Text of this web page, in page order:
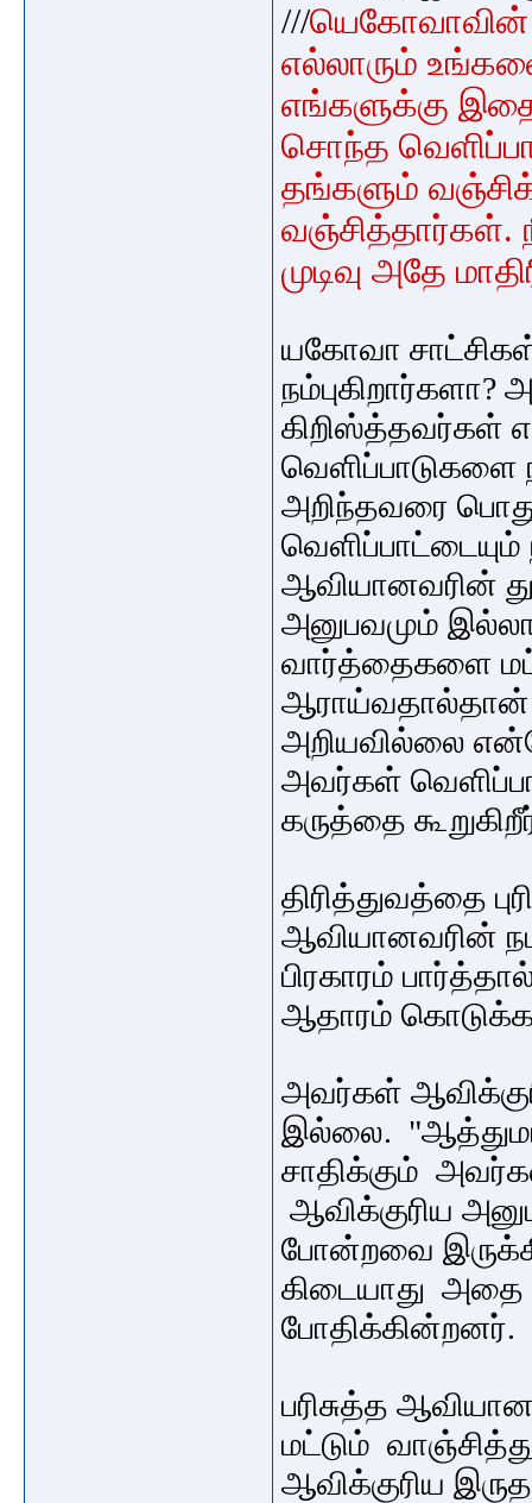
///யெகோவாவின்
எல்லாரும்
எங்களுக்கு
சொந்த
தங்களும்
முடிவு அதே
யகோவா
நம்புகிறார்களா?
கிறிஸ்த்தவர்கள்
வெளிப்பாடுகளை
அறிந்தவரை
ஆவியானவரின்
அனுபவமும்
வார்த்தைகளை
அறியவில்லை
அவர்கள்
கருத்தை
திரித்துவத்தை
ஆவியானவரின்
பிரகாரம்
ஆதாரம்
அவர்கள்
இல்லை.
சாதிக்கும்
ஆவிக்குரிய
போன்றவை
கிடையாது அதை
போதிக்கின்றனர்.
பரிசுத்த
மட்டும்
ஆவிக்குரிய